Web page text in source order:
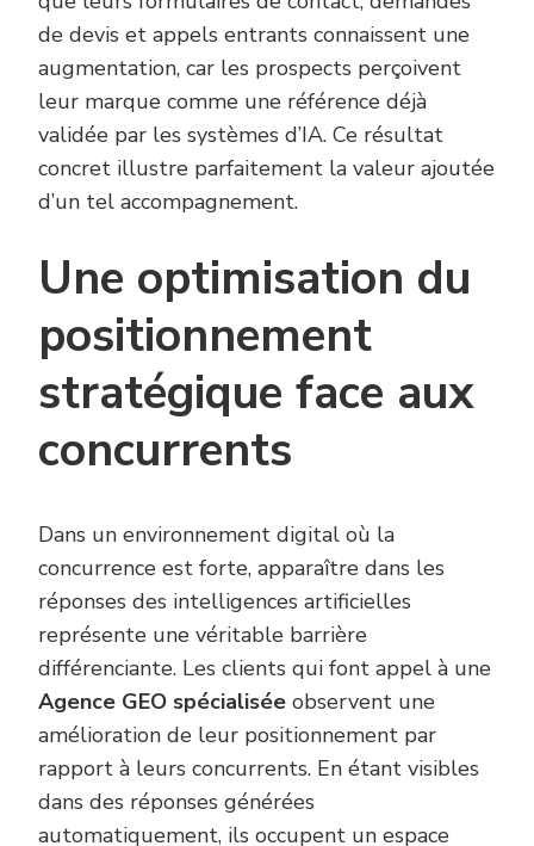
de devis et appels entrants connaissent une
augmentation, car les prospects perçoivent
leur marque comme une référence déjà
validée par les systèmes d’IA. Ce résultat
concret illustre parfaitement la valeur ajoutée
d’un tel accompagnement.
Une optimisation du
positionnement
stratégique face aux
concurrents
Dans un environnement digital où la
concurrence est forte, apparaître dans les
réponses des intelligences artificielles
représente une véritable barrière
différenciante. Les clients qui font appel à une
Agence GEO spécialisée observent une
amélioration de leur positionnement par
rapport à leurs concurrents. En étant visibles
dans des réponses générées
automatiquement, ils occupent un espace